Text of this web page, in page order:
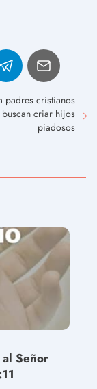
padres cristianos
criar hijos
piadosos
Señor